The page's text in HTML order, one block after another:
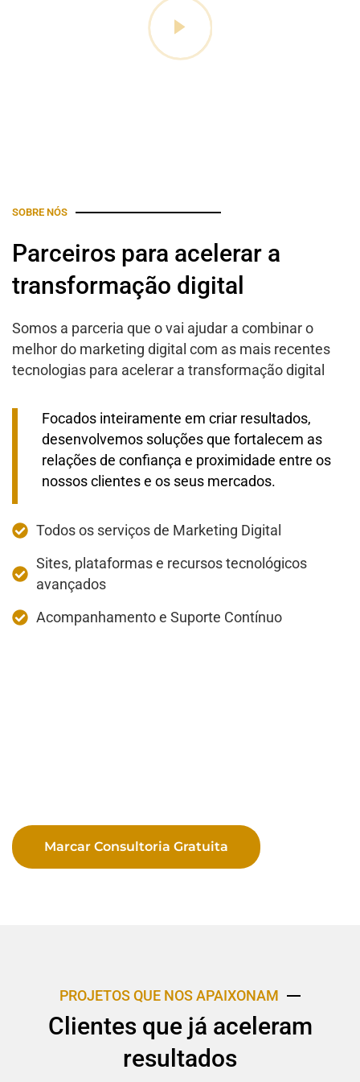
SOBRE NÓS
Parceiros para acelerar a
transformação digital
Somos a parceria que o vai ajudar a combinar o
melhor do marketing digital com as mais recentes
tecnologias para acelerar a transformação digital
Focados inteiramente em criar resultados,
desenvolvemos soluções que fortalecem as
relações de confiança e proximidade entre os
nossos clientes e os seus mercados.
Todos os serviços de Marketing Digital
Sites, plataformas e recursos tecnológicos
avançados
Acompanhamento e Suporte Contínuo
Marcar Consultoria Gratuita
PROJETOS QUE NOS APAIXONAM
Clientes que já aceleram
resultados